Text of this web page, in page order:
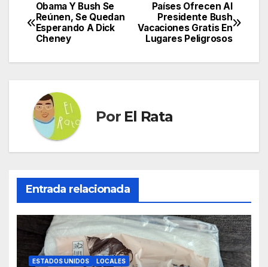
Navegación
de
entradas
Países Ofrecen Al
Presidente Bush
Vacaciones Gratis En
Lugares Peligrosos
Obama Y Bush Se
Reúnen, Se Quedan
Esperando A Dick
Cheney
Por El Rata
Entrada relacionada
ESTADOS UNIDOS LOCALES